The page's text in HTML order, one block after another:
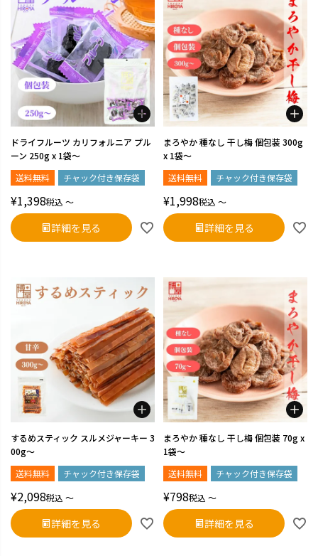
ドライフルーツ カリフォルニア プル
ーン 250g x 1袋～
送料無料
チャック付き保存袋
¥1,398税込 〜
詳細を見る
まろやか 種なし 干し梅 個包装 300g
x 1袋～
送料無料
チャック付き保存袋
¥1,998税込 〜
詳細を見る
するめスティック スルメジャーキー 3
00g～
送料無料
チャック付き保存袋
¥2,098税込 〜
詳細を見る
まろやか 種なし 干し梅 個包装 70g x
1袋～
送料無料
チャック付き保存袋
¥798税込 〜
詳細を見る